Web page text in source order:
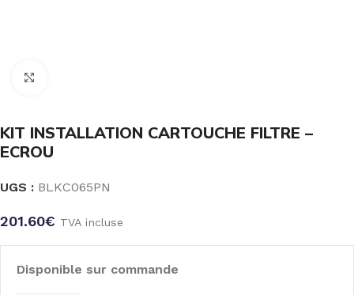
KIT INSTALLATION CARTOUCHE FILTRE –
ECROU
UGS : BLKC065PN
201.60€ TVA incluse
Disponible sur commande